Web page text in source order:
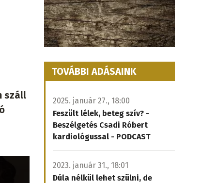
száll
TOVÁBBI ADÁSAINK
2025. január 27., 18:00
Feszült lélek, beteg szív? -
Beszélgetés Csadi Róbert
kardiológussal - PODCAST
2023. január 31., 18:01
Dúla nélkül lehet szülni, de